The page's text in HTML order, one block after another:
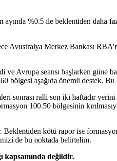
%0.5 ile beklentiden daha
Avustralya Merkez Bankası
Avrupa seansı başlarken güne
aşağıda önemli destek.
sonrası ralli son iki haftadır
100.50 bölgesinin
kötü rapor ise
de bu noktada belirtelim.
kapsamında değildir.